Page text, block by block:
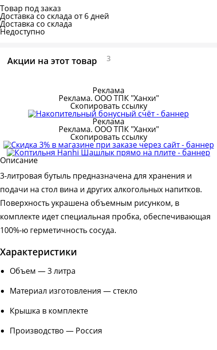
Товар под заказ
Доставка со склада от 6 дней
Доставка со склада
Недоступно
Акции на этот товар 3
Реклама
Реклама. ООО ТПК "Ханхи"
Скопировать ссылку
Реклама
Реклама. ООО ТПК "Ханхи"
Скопировать ссылку
Описание
3-литровая бутыль предназначена для хранения и
подачи на стол вина и других алкогольных напитков.
Поверхность украшена объемным рисунком, в
комплекте идет специальная пробка, обеспечивающая
100%-ю герметичность сосуда.
Характеристики
Объем — 3 литра
Материал изготовления — стекло
Крышка в комплекте
Производство — Россия